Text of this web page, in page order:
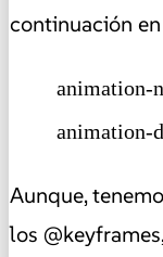
continuación
animation-
animation-
Aunque,
los